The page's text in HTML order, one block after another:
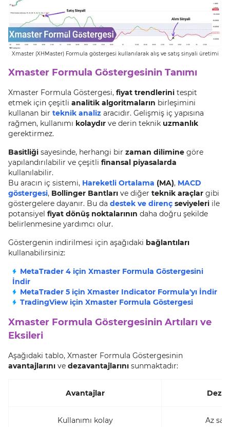
Xmaster (XHMaster) Formula göstergesi kullanılarak alış ve satış sinyali üretimi
Xmaster Formula Göstergesinin Tanımı
Xmaster Formula Göstergesi, fiyat trendlerini tespit
etmek için çeşitli analitik algoritmaların birleşimini
kullanan bir teknik analiz aracıdır. Gelişmiş iç yapısına
rağmen, kullanımı kolaydır ve derin teknik uzmanlık
gerektirmez.
Basitliği sayesinde, herhangi bir zaman dilimine göre
yapılandırılabilir ve çeşitli finansal piyasalarda
kullanılabilir.
Bu aracın iç sistemi, Hareketli Ortalama (MA), MACD
göstergesi, Bollinger Bantları ve diğer teknik araçlar gibi
göstergelere dayanır. Bu da destek ve direnç seviyeleri ile
potansiyel fiyat dönüş noktalarının daha doğru şekilde
belirlenmesine yardımcı olur.
Göstergenin indirilmesi için aşağıdaki bağlantıları
kullanabilirsiniz:
MetaTrader 4 için Xmaster Formula Göstergesini
İndir
MetaTrader 5 için Xmaster Indicator Formula'yı İndir
TradingView için Xmaster Formula Göstergesi
Xmaster Formula Göstergesinin Artıları ve
Eksileri
Aşağıdaki tablo, Xmaster Formula Göstergesinin
avantajlarını ve dezavantajlarını sunmaktadır:
Avantajlar
Kullanımı kolay Az